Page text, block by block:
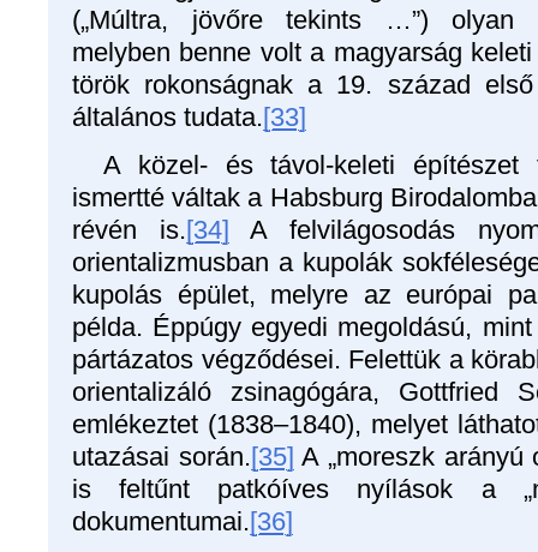
(„Múltra, jövőre tekints …”) olyan
melyben benne volt a magyarság
török rokonságnak a 19. század
általános tudata.[33]
A közel- és távol-keleti építészet
ismertté váltak a Habsburg
révén is.[34] A felvilágosodás
orientalizmusban a kupolák
kupolás épület, melyre az európai
példa. Éppúgy egyedi megoldású,
pártázatos végződései. Felettük a
orientalizáló zsinagógára, Gottfried
emlékeztet (1838–1840), melyet
utazásai során.[35] A „moreszk arányú
is feltűnt patkóíves nyílások a
dokumentumai.[36]